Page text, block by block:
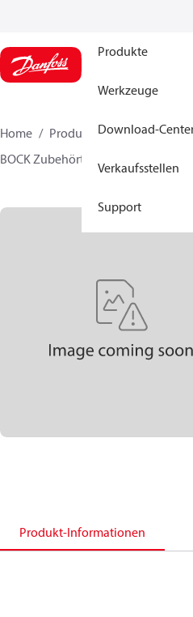
Produkte
Werkzeuge
Download-
Verkaufsstellen
Support
Home Produkte Lösung für
BOCK Zubehörteile
097B82408
Produkt-Informationen